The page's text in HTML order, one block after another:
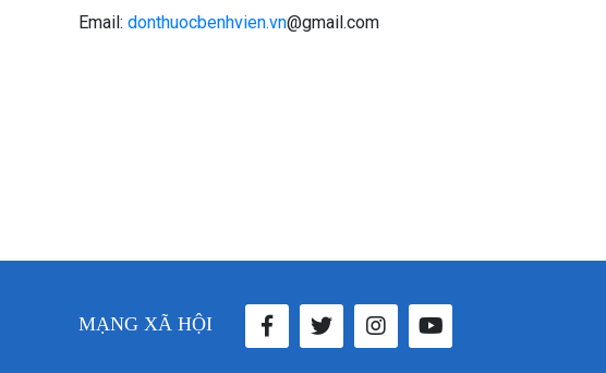
Email: donthuocbenhvien.vn@gmail.com
MẠNG XÃ HỘI